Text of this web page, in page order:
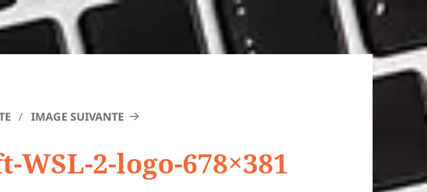
IMAGE SUIVANTE
WSL-2-logo-678×381